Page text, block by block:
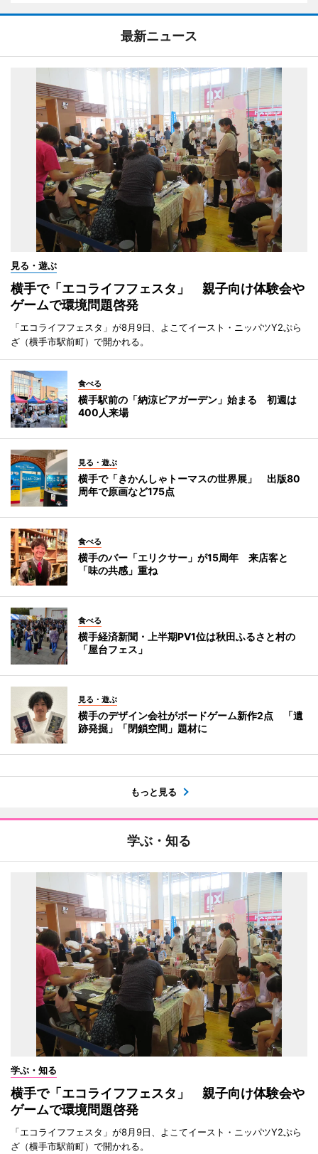
最新ニュース
見る・遊ぶ
横手で「エコライフフェスタ」 親子向け体験会や
ゲームで環境問題啓発
「エコライフフェスタ」が8月9日、よこてイースト・ニッパツY2ぷら
ざ（横手市駅前町）で開かれる。
食べる
横手駅前の「納涼ビアガーデン」始まる 初週は
400人来場
見る・遊ぶ
横手で「きかんしゃトーマスの世界展」 出版80
周年で原画など175点
食べる
横手のバー「エリクサー」が15周年 来店客と
「味の共感」重ね
食べる
横手経済新聞・上半期PV1位は秋田ふるさと村の
「屋台フェス」
見る・遊ぶ
横手のデザイン会社がボードゲーム新作2点 「遺
跡発掘」「閉鎖空間」題材に
もっと見る
学ぶ・知る
学ぶ・知る
横手で「エコライフフェスタ」 親子向け体験会や
ゲームで環境問題啓発
「エコライフフェスタ」が8月9日、よこてイースト・ニッパツY2ぷら
ざ（横手市駅前町）で開かれる。